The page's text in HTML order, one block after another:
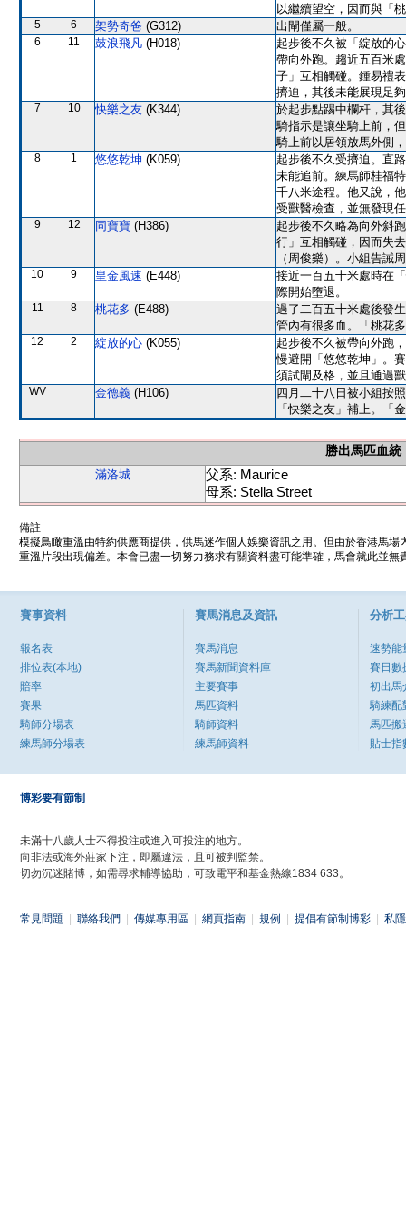
以繼續望空，因而與「
5 6 架勢奇爸 (G312) 出閘僅屬一般。
6 11 鼓浪飛凡 (H018)
起步後不久被「綻放的
帶向外跑。趨近五百米
子」互相觸碰。鍾易禮
擠迫，其後未能展現足
7 10 快樂之友 (K344)
於起步點踢中欄杆，其
騎指示是讓坐騎上前，
騎上前以居領放馬外側
8 1 悠悠乾坤 (K059)
起步後不久受擠迫。直
未能追前。練馬師桂福
千八米途程。他又說，
受獸醫檢查，並無發現
9 12 同寶寶 (H386)
起步後不久略為向外斜
行」互相觸碰，因而失
（周俊樂）。小組告誡
10 9 皇金風速 (E448)
接近一百五十米處時在
際開始墮退。
11 8 桃花多 (E488)
過了二百五十米處後發
管內有很多血。「桃花
12 2 綻放的心 (K055)
起步後不久被帶向外跑
慢避開「悠悠乾坤」。
須試閘及格，並且通過
WV 金德義 (H106)
四月二十八日被小組按
「快樂之友」補上。「
勝出馬匹血統
滿洛城
父系: Maurice
母系: Stella Street
備註
模擬鳥瞰重溫由特約供應商提供，供馬迷作個人娛樂資訊之用。但由於香港馬
重溫片段出現偏差。本會已盡一切努力務求有關資料盡可能準確，馬會就此並
賽事資料
報名表
排位表(本地)
賠率
賽果
騎師分場表
練馬師分場表
賽馬消息及資訊
賽馬消息
賽馬新聞資料庫
主要賽事
馬匹資料
騎師資料
練馬師資料
分析
速勢能
賽日數
初出馬
騎練配
馬匹搬
貼士指
博彩要有節制
未滿十八歲人士不得投注或進入可投注的地方。
向非法或海外莊家下注，即屬違法，且可被判監禁。
切勿沉迷賭博，如需尋求輔導協助，可致電平和基金熱線1834 633。
常見問題 聯絡我們 傳媒專用區 網頁指南 規例 提倡有節制博彩 私